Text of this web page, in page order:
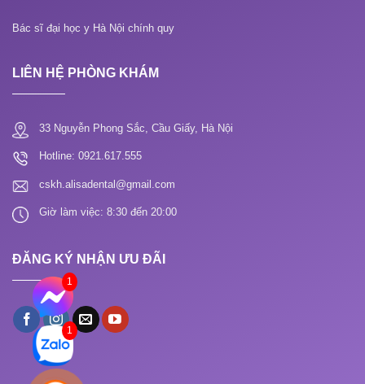
Bác sĩ đại học y Hà Nội chính quy
LIÊN HỆ PHÒNG KHÁM
33 Nguyễn Phong Sắc, Cầu Giấy, Hà Nội
Hotline: 0921.617.555
cskh.alisadental@gmail.com
Giờ làm việc: 8:30 đến 20:00
ĐĂNG KÝ NHẬN ƯU ĐÃI
1
1